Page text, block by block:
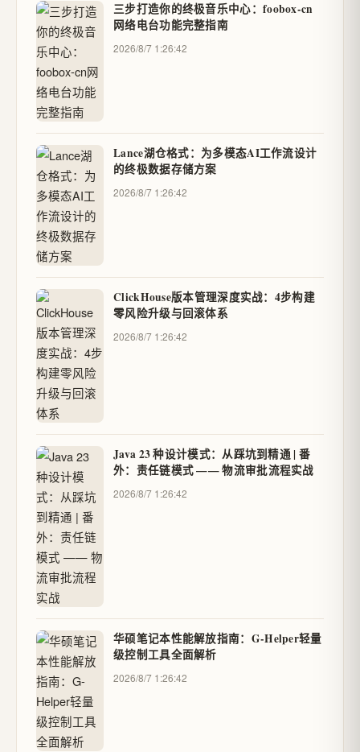
三步打造你的终极音乐中心：foobox-cn
网络电台功能完整指南
2026/8/7 1:26:42
Lance湖仓格式：为多模态AI工作流设计
的终极数据存储方案
2026/8/7 1:26:42
ClickHouse版本管理深度实战：4步构建
零风险升级与回滚体系
2026/8/7 1:26:42
Java 23 种设计模式：从踩坑到精通 | 番
外：责任链模式 —— 物流审批流程实战
2026/8/7 1:26:42
华硕笔记本性能解放指南：G-Helper轻量
级控制工具全面解析
2026/8/7 1:26:42